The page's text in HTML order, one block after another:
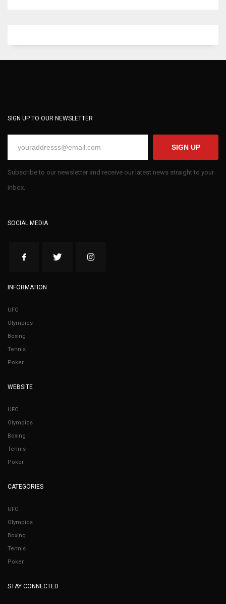
SIGN UP TO OUR NEWSLETTER
SIGN UP
Subscribe to our newsletter and receive our latest news straight to your
inbox.
SOCIAL MEDIA
INFORMATION
UFC
Olympics
Boxing
Tennis
Poker
WEBSITE
UFC
Olympics
Boxing
Tennis
Poker
CATEGORIES
UFC
Olympics
Boxing
Tennis
Poker
STAY CONNECTED